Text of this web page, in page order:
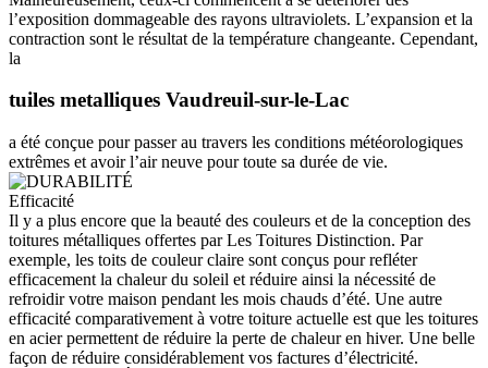
l’exposition dommageable des rayons ultraviolets. L’expansion et la
contraction sont le résultat de la température changeante. Cependant,
la
tuiles metalliques Vaudreuil-sur-le-Lac
a été conçue pour passer au travers les conditions météorologiques
extrêmes et avoir l’air neuve pour toute sa durée de vie.
Efficacité
Il y a plus encore que la beauté des couleurs et de la conception des
toitures métalliques offertes par Les Toitures Distinction. Par
exemple, les toits de couleur claire sont conçus pour refléter
efficacement la chaleur du soleil et réduire ainsi la nécessité de
refroidir votre maison pendant les mois chauds d’été. Une autre
efficacité comparativement à votre toiture actuelle est que les toitures
en acier permettent de réduire la perte de chaleur en hiver. Une belle
façon de réduire considérablement vos factures d’électricité.